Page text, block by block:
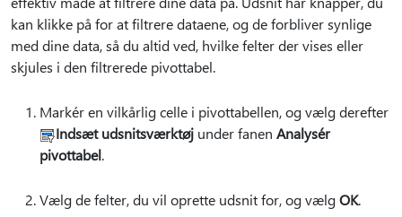
kan klikke på for at filtrere dataene, og de forbliver synlige
med dine data, så du altid ved, hvilke felter der vises eller
skjules i den filtrerede pivottabel.
Markér en vilkårlig celle i pivottabellen, og vælg derefter
Indsæt udsnitsværktøj under fanen Analysér
pivottabel.
Vælg de felter, du vil oprette udsnit for, og vælgOK.